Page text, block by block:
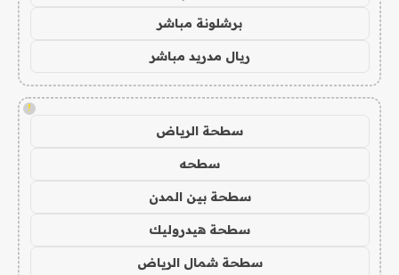
برشلونة مباشر
ريال مدريد مباشر
!
سطحة الرياض
سطحه
سطحة بين المدن
سطحة هيدروليك
سطحة شمال الرياض